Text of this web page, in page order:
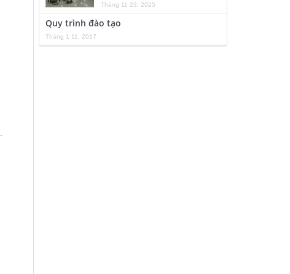
Tháng 11 23, 2025
Quy trình đào tạo
Tháng 1 11, 2017